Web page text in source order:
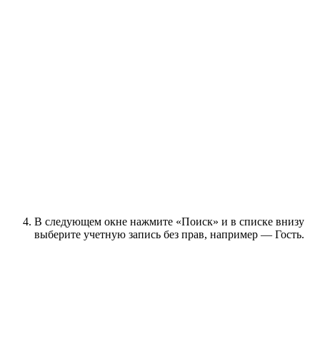
В следующем окне нажмите «Поиск» и в списке внизу
выберите учетную запись без прав, например — Гость.